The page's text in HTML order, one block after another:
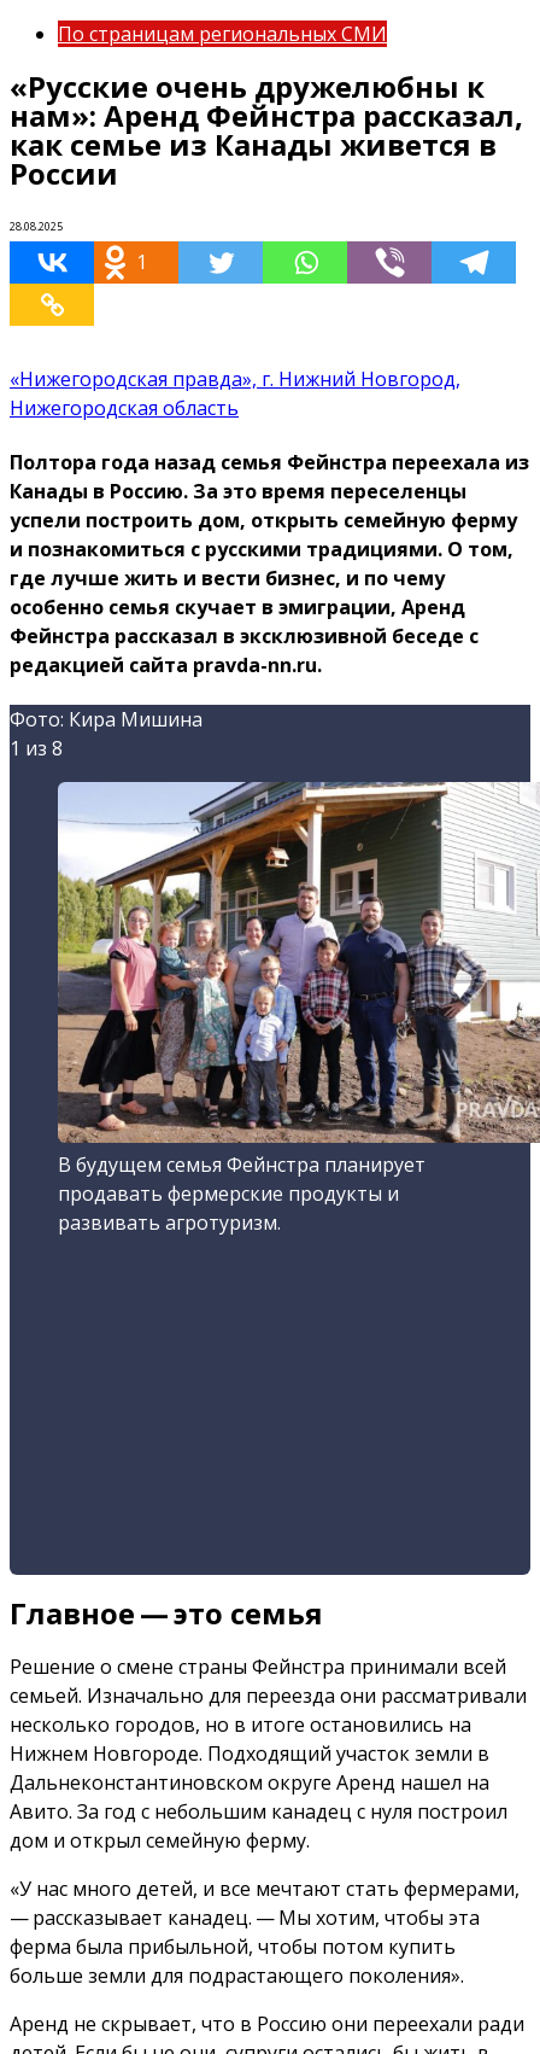
По страницам региональных СМИ
«Русские очень дружелюбны к
нам»: Аренд Фейнстра рассказал,
как семье из Канады живется в
России
28.08.2025
1
«Нижегородская правда», г. Нижний Новгород,
Нижегородская область
Полтора года назад семья Фейнстра переехала из
Канады в Россию. За это время переселенцы
успели построить дом, открыть семейную ферму
и познакомиться с русскими традициями. О том,
где лучше жить и вести бизнес, и по чему
особенно семья скучает в эмиграции, Аренд
Фейнстра рассказал в эксклюзивной беседе с
редакцией сайта pravda-nn.ru.
Фото: Кира Мишина
1 из 8
В будущем семья Фейнстра планирует
продавать фермерские продукты и
развивать агротуризм.
Главное — это семья
Решение о смене страны Фейнстра принимали всей
семьей. Изначально для переезда они рассматривали
несколько городов, но в итоге остановились на
Нижнем Новгороде. Подходящий участок земли в
Дальнеконстантиновском округе Аренд нашел на
Авито. За год с небольшим канадец с нуля построил
дом и открыл семейную ферму.
«У нас много детей, и все мечтают стать фермерами,
— рассказывает канадец. — Мы хотим, чтобы эта
ферма была прибыльной, чтобы потом купить
больше земли для подрастающего поколения».
Аренд не скрывает, что в Россию они переехали ради